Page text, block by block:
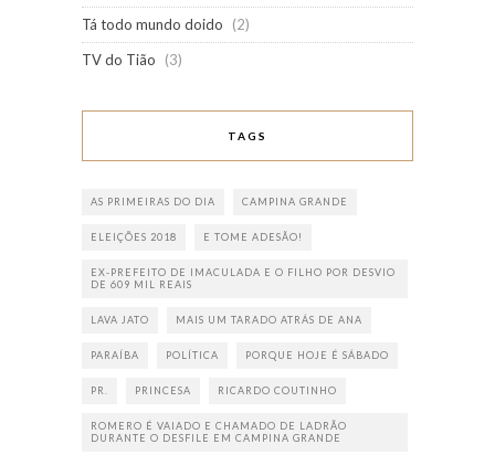
Tá todo mundo doido
(2)
TV do Tião
(3)
TAGS
AS PRIMEIRAS DO DIA CAMPINA GRANDE
ELEIÇÕES 2018 E TOME ADESÃO!
EX-PREFEITO DE IMACULADA E O FILHO POR DESVIO
DE 609 MIL REAIS
LAVA JATO MAIS UM TARADO ATRÁS DE ANA
PARAÍBA POLÍTICA PORQUE HOJE É SÁBADO
PR. PRINCESA RICARDO COUTINHO
ROMERO É VAIADO E CHAMADO DE LADRÃO
DURANTE O DESFILE EM CAMPINA GRANDE